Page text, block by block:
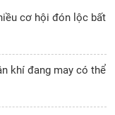
cơ hội đón lộc bất
khí đang may có thể